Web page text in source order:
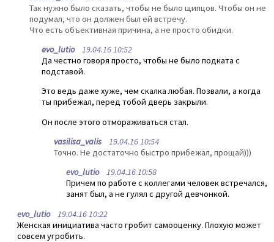
Так нужно было сказать, чтобы не было щипцов. Чтобы он не
подумал, что он должен был ей встречу.
Что есть объективная причина, а не просто обидки.
evo_lutio19.04.16 10:52
Да честно говоря просто, чтобы не было подката с
подставой.
Это ведь даже хуже, чем скалка любая. Позвали, а когда
ты прибежал, перед тобой дверь закрыли.
Он после этого отмораживаться стал.
vasilisa_valis 19.04.16 10:54
Точно. Не достаточно быстро прибежал, прощай)))
evo_lutio19.04.16 10:58
Причем по работе с коллегами человек встречался,
занят был, а не гулял с другой девчонкой.
evo_lutio19.04.16 10:22
Женская инициатива часто гробит самооценку. Плохую может
совсем угробить.